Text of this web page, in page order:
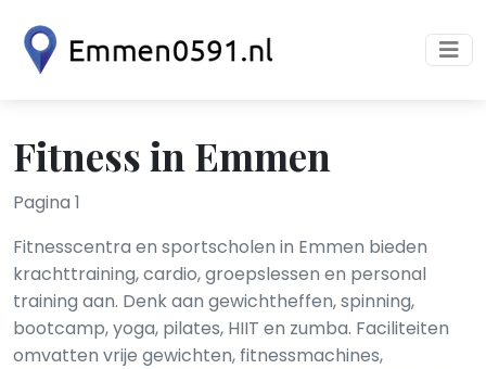
Fitness in Emmen
Pagina 1
Fitnesscentra en sportscholen in Emmen bieden
krachttraining, cardio, groepslessen en personal
training aan. Denk aan gewichtheffen, spinning,
bootcamp, yoga, pilates, HIIT en zumba. Faciliteiten
omvatten vrije gewichten, fitnessmachines,